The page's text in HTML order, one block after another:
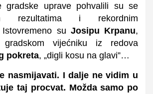
gradske uprave pohvalili su se
rezultatima i rekordnim
su Josipu Krpanu,
gradskom vijećniku iz redova
pokreta, „digli kosu na glavi”…
nasmijavati. I dalje ne vidim u
taj procvat. Možda samo po